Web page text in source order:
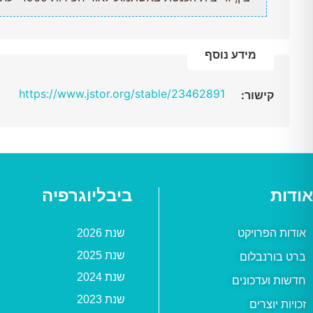
מידע נוסף
קישור: https://www.jstor.org/stable/23462891
אודות
אודות הפרויקט
ברט בורנבלום
חדשות ועדכונים
זכויות יוצרים
ביבליוגרפיה
שנת 2026
שנת 2025
שנת 2024
שנת 2023